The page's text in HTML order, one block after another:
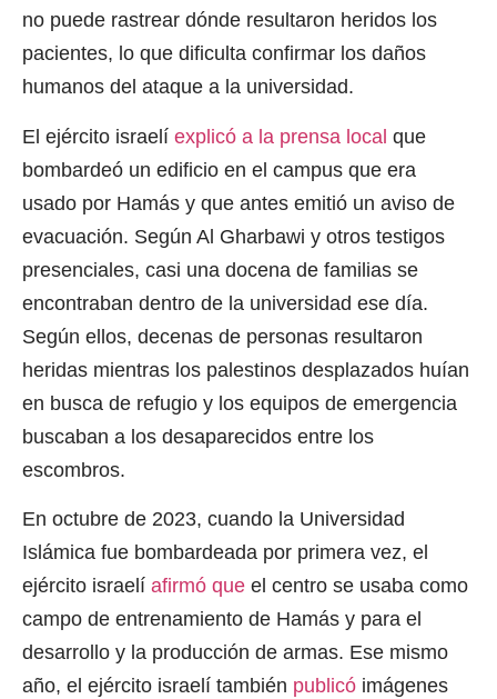
no puede rastrear dónde resultaron heridos los
pacientes, lo que dificulta confirmar los daños
humanos del ataque a la universidad.
El ejército israelí explicó a la prensa local que
bombardeó un edificio en el campus que era
usado por Hamás y que antes emitió un aviso de
evacuación. Según Al Gharbawi y otros testigos
presenciales, casi una docena de familias se
encontraban dentro de la universidad ese día.
Según ellos, decenas de personas resultaron
heridas mientras los palestinos desplazados huían
en busca de refugio y los equipos de emergencia
buscaban a los desaparecidos entre los
escombros.
En octubre de 2023, cuando la Universidad
Islámica fue bombardeada por primera vez, el
ejército israelí afirmó que el centro se usaba como
campo de entrenamiento de Hamás y para el
desarrollo y la producción de armas. Ese mismo
año, el ejército israelí también publicó imágenes